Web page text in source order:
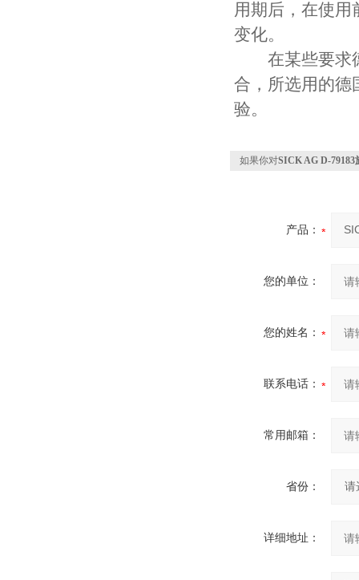
用期后，在使用
变化。
在某些要求德
合，所选用的德
验。
如果你对SICK AG D-
产品：
您的单位：
您的姓名：
联系电话：
常用邮箱：
省份：
详细地址：